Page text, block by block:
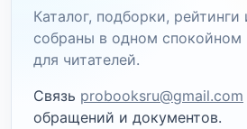
Каталог, подборки, рейтинги
собраны в одном спокойном
для читателей.
Связь probooksru@gmail.com
обращений и документов.